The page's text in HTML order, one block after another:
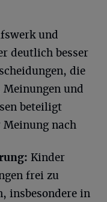
und
deutlich besser
die
und
beteiligt
Meinung nach
Kinder
frei zu
insbesondere in